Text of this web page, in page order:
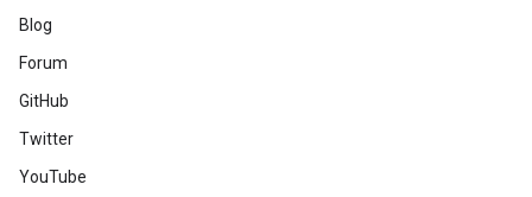
Blog
Forum
GitHub
Twitter
YouTube